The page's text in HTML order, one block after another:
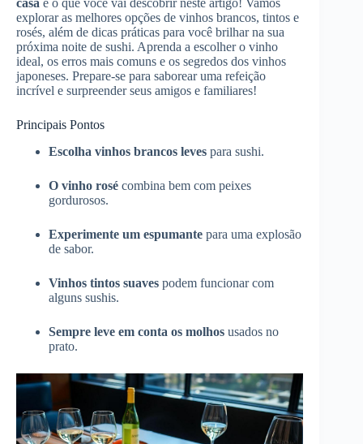
casa é o que você vai descobrir neste artigo! Vamos
explorar as melhores opções de vinhos brancos, tintos e
rosés, além de dicas práticas para você brilhar na sua
próxima noite de sushi. Aprenda a escolher o vinho
ideal, os erros mais comuns e os segredos dos vinhos
japoneses. Prepare-se para saborear uma refeição
incrível e surpreender seus amigos e familiares!
Principais Pontos
Escolha vinhos brancos leves para sushi.
O vinho rosé combina bem com peixes
gordurosos.
Experimente um espumante para uma explosão
de sabor.
Vinhos tintos suaves podem funcionar com
alguns sushis.
Sempre leve em conta os molhos usados no
prato.